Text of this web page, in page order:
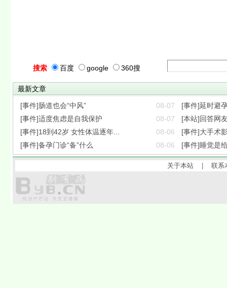
搜索 百度 google 360搜
最新文章
[事件]肠道也会“中风” 08-07
[事件]延时避
[事件]适度焦虑是自我保护
08-07
[本站]回答网
[事件]18到42岁 女性体温逐年...
08-06
[事件]大手术
[事件]备孕门诊“备”什么
08-06 [事件]睡觉是
关于本站 |联系